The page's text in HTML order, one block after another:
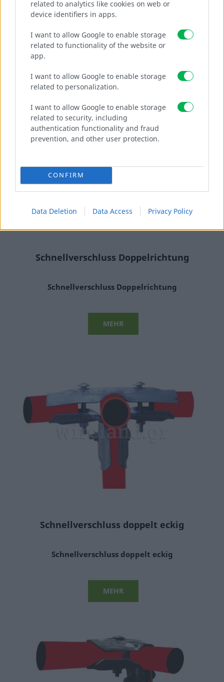
related to analytics like cookies on web or
device identifiers in apps.
I want to allow Google to enable storage
related to functionality of the website or
app.
I want to allow Google to enable storage
related to personalization.
I want to allow Google to enable storage
related to security, including
authentication functionality and fraud
prevention, and other user protection.
CONFIRM
Data Deletion Data Access Privacy Policy
Schnellverschluss Doppelrichtung
Schnellverschluss Doppelrichtung
MEHR
Schnellverschluss doppelt eckig
Schnellverschluss doppelt eckig
MEHR